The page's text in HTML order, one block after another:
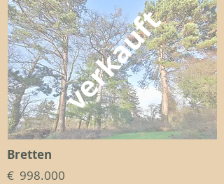
verkauft
Bretten
€ 998.000